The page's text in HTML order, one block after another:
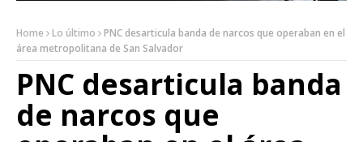
Home Lo último
PNC desarticula banda de narcos que operaban en el
área metropolitana de San Salvador
PNC desarticula banda
de narcos que